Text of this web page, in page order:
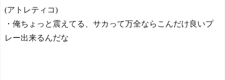
(アトレティコ)
・俺ちょっと震えてる、サカって万全ならこんだけ良いプ
レー出来るんだな